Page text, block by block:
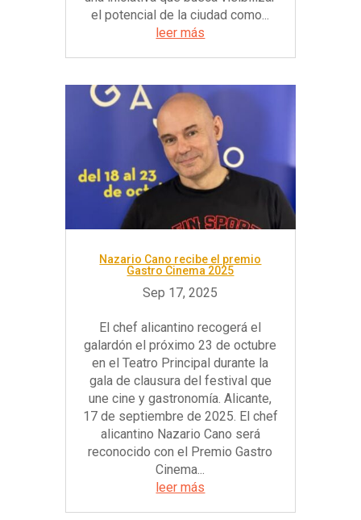
el potencial de la ciudad como...
leer más
Nazario Cano recibe el premio
Gastro Cinema 2025
El chef alicantino recogerá el
galardón el próximo 23 de octubre
en el Teatro Principal durante la
gala de clausura del festival que
une cine y gastronomía. Alicante,
17 de septiembre de 2025. El chef
alicantino Nazario Cano será
reconocido con el Premio Gastro
Cinema...
leer más